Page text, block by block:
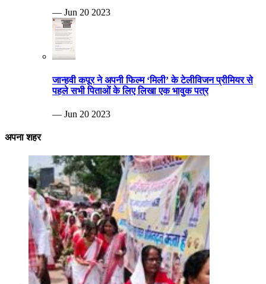
— Jun 20 2023
जान्हवी कपूर ने अपनी फिल्म ‘मिली’ के टेलीविजन प्रीमियर से
पहले सभी पिताओं के लिए लिखा एक भावुक पत्र
— Jun 20 2023
अपना शहर